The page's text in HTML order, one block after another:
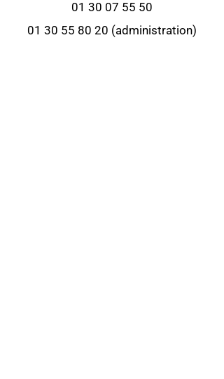
01 30 07 55 50
01 30 55 80 20 (administration)